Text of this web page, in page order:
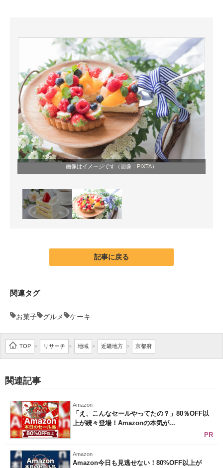
モノづくり技術者専門サイト
エレクトロニクス専門サイト
電子設計の基本と応用
エネルギーの専門メディア
建設×テクノロジーの最前線
ちょっと気になるネットの話題
画像はイメージです（画像： PIXTA）
記事に戻る
関連タグ
お菓子 グルメ ケーキ
TOP > リサーチ > 地域 > 近畿地方 > 京都府
関連記事
Amazon
「え、こんなセールやってたの？」80％OFF以
上が続々登場！Amazonの本気が...
PR
Amazon
Amazon今日も見逃せない！80%OFF以上が